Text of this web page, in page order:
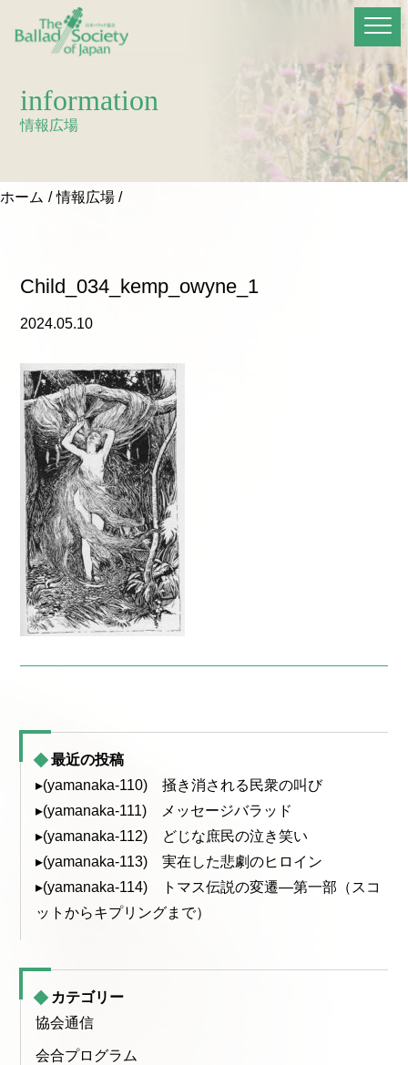
information
情報広場
ホーム 情報広場
Child_034_kemp_owyne_1
2024.05.10
最近の投稿
▸(yamanaka-110) 掻き消される民衆の叫び
▸(yamanaka-111) メッセージバラッド
▸(yamanaka-112) どじな庶民の泣き笑い
▸(yamanaka-113) 実在した悲劇のヒロイン
▸(yamanaka-114) トマス伝説の変遷—第一部（スコ
ットからキプリングまで）
カテゴリー
協会通信
会合プログラム